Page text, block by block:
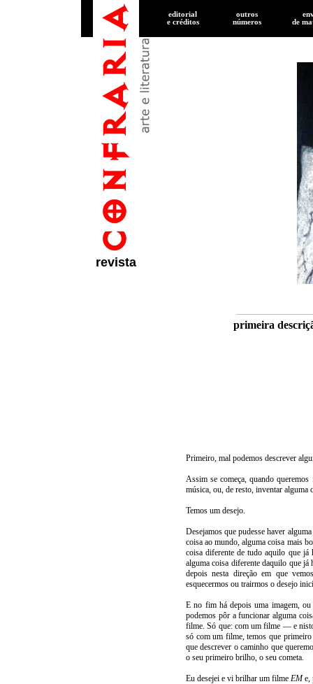
revista
editorial
e créditos
outros
números
de
primeira
Primeiro, mal podemos descrever
Assim se começa, quando
música, ou, de resto, inventar alguma
Temos um desejo.
Desejamos que pudesse haver
coisa ao mundo, alguma coisa mais
coisa diferente de tudo aquilo que já
alguma coisa diferente daquilo que já
depois nesta direção em que
esquecermos ou trairmos o desejo
E no fim há depois uma imagem,
podemos pôr a funcionar alguma
filme. Só que: com um filme — e
só com um filme, temos que primeiro
que descrever o caminho que
o seu primeiro brilho, o seu cometa.
Eu desejei e vi brilhar um filme EMe,